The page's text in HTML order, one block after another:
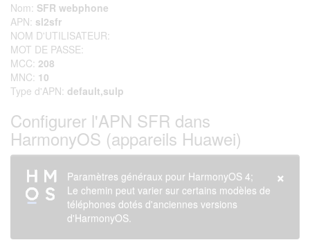
Nom: SFR webphone
APN: sl2sfr
NOM D'UTILISATEUR:
MOT DE PASSE:
MCC: 208
MNC: 10
Type d'APN: default,sulp
Configurer l'APN SFR dans
HarmonyOS (appareils Huawei)
×
Paramètres généraux pour HarmonyOS 4;
Le chemin peut varier sur certains modèles de
téléphones dotés d'anciennes versions
d'HarmonyOS.